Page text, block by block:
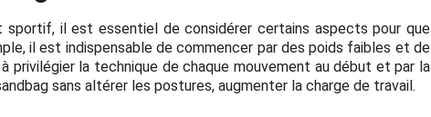
il est essentiel de considérer certains aspects pour que
il est indispensable de commencer par des poids faibles et de
privilégier la technique de chaque mouvement au début et par la
sans altérer les postures, augmenter la charge de travail.